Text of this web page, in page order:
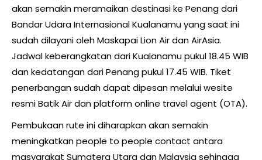
akan semakin meramaikan destinasi ke Penang dari
Bandar Udara Internasional Kualanamu yang saat ini
sudah dilayani oleh Maskapai Lion Air dan AirAsia.
Jadwal keberangkatan dari Kualanamu pukul 18.45 WIB
dan kedatangan dari Penang pukul 17.45 WIB. Tiket
penerbangan sudah dapat dipesan melalui wesite
resmi Batik Air dan platform online travel agent (OTA).
Pembukaan rute ini diharapkan akan semakin
meningkatkan people to people contact antara
masyarakat Sumatera Utara dan Malaysia sehingga